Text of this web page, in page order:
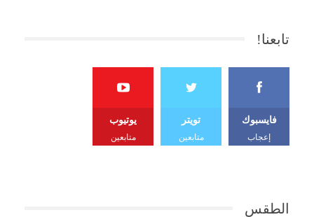
تابعنا!
فايسبوك
إعجاب
تويتر
متابعين
يوتيوب
متابعين
الطقس